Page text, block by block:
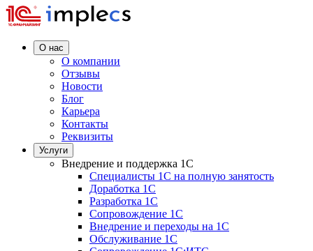
О нас
О компании
Отзывы
Новости
Блог
Карьера
Контакты
Реквизиты
Услуги
Внедрение и поддержка 1C
Специалисты 1C на полную занятость
Доработка 1C
Разработка 1C
Сопровождение 1C
Внедрение и переходы на 1C
Обслуживание 1C